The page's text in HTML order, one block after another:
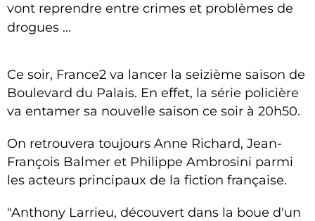
vont reprendre entre crimes et problèmes de
drogues ...
Ce soir, France2 va lancer la seizième saison de
Boulevard du Palais. En effet, la série policière
va entamer sa nouvelle saison ce soir à 20h50.
On retrouvera toujours Anne Richard, Jean-
François Balmer et Philippe Ambrosini parmi
les acteurs principaux de la fiction française.
"Anthony Larrieu, découvert dans la boue d'un